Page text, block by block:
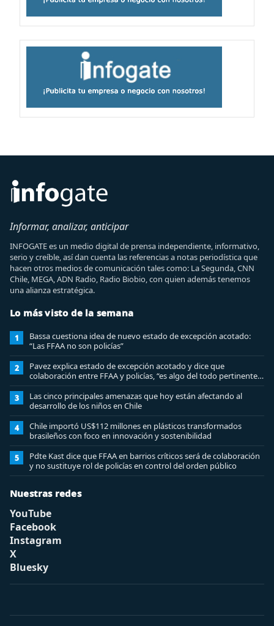
Informar, analizar, anticipar
INFOGATE es un medio digital de prensa independiente, informativo,
serio y creíble, así dan cuenta las referencias a notas periodística que
hacen otros medios de comunicación tales como: La Segunda, CNN
Chile, MEGA, ADN Radio, Radio Biobio, con quien además tenemos
una alianza estratégica.
Lo más visto de la semana
1
Bassa cuestiona idea de nuevo estado de excepción acotado:
“Las FFAA no son policías”
2
Pavez explica estado de excepción acotado y dice que
colaboración entre FFAA y policías, “es algo del todo pertinente
analizar”
3
Las cinco principales amenazas que hoy están afectando al
desarrollo de los niños en Chile
4
Chile importó US$112 millones en plásticos transformados
brasileños con foco en innovación y sostenibilidad
5
Pdte Kast dice que FFAA en barrios críticos será de colaboración
y no sustituye rol de policías en control del orden público
Nuestras redes
YouTube
Facebook
Instagram
X
Bluesky